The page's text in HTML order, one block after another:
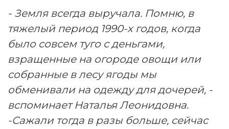
- Земля всегда выручала. Помню, в
тяжелый период 1990-х годов, когда
было совсем туго с деньгами,
взращенные на огороде овощи или
собранные в лесу ягоды мы
обменивали на одежду для дочерей, -
вспоминает Наталья Леонидовна.
-Сажали тогда в разы больше, сейчас